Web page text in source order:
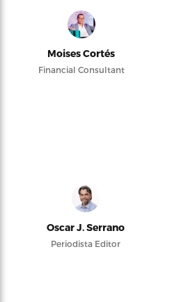
Moises Cortés
Financial Consultant
Oscar J. Serrano
Periodista Editor